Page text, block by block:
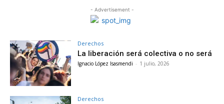
- Advertisement -
Derechos
La liberación será colectiva o no será
Ignacio López Isasmendi - 1 julio, 2026
Derechos